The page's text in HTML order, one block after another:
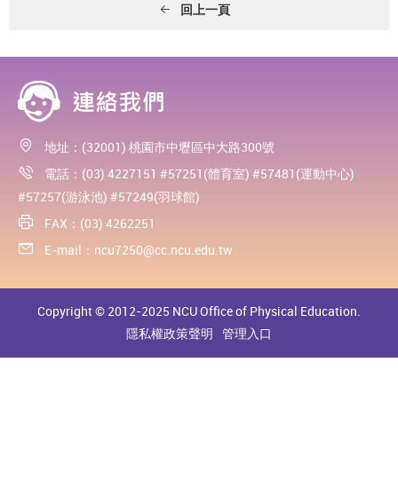
回上一頁
地址：(32001) 桃園市中壢區中大路300號
電話：(03) 4227151 #57251(體育室) #57481(運動中心)
#57257(游泳池) #57249(羽球館)
FAX：(03) 4262251
E-mail： ncu7250@cc.ncu.edu.tw
Copyright © 2012-2025 NCU Office of Physical Education.
隱私權政策聲明 管理入口